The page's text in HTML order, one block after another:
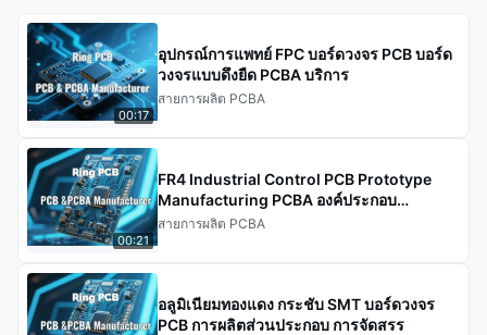
& PCBA ระดับมืออาชีพสำหรับอุปกรณ์สื่อสาร รับ
ประกันประสิทธิภาพความถี่สูง การย่อขนาด และความ
น่าเชื่อถือ เรียนรู้ว่าความเชี่ยวชาญ 17 ปีของ Ring PCB
คุณได้อย่างไร
00:17
อุปกรณ์การแพทย์ FPC บอร์ดวงจร PCB บอร์ด
วงจรแบบดึงยืด PCBA บริการ
สายการผลิต PCBA
00:21
FR4 Industrial Control PCB Prototype
Manufacturing PCBA องค์ประกอบ
อิเล็กทรอนิกส์
สายการผลิต PCBA
อลูมิเนียมทองแดง กระชับ SMT บอร์ดวงจร
PCB การผลิตส่วนประกอบ การจัดสรร